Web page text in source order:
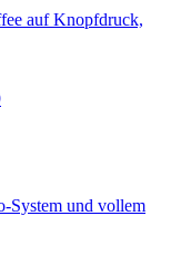
auf Knopfdruck,
System und vollem